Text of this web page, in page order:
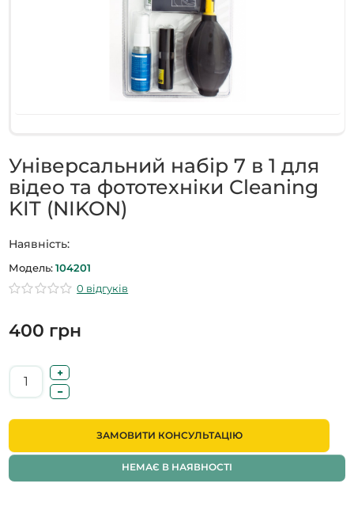
Універсальний набір 7 в 1 для
відео та фототехніки Cleaning
KIT (NIKON)
Наявність:
Модель: 104201
0 відгуків
400 грн
ЗАМОВИТИ КОНСУЛЬТАЦІЮ
НЕМАЄ В НАЯВНОСТІ